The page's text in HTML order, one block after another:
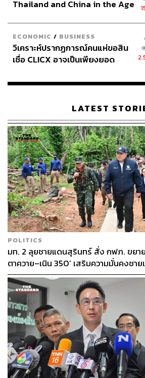
Thailand and China in the Age
ECONOMIC / BUSINESS
วิเคราะห์ปรากฏการณ์คนแห่ขอสิน
เชื่อ CLICX อาจเป็นเพียงยอด
เรือนไทยที่ถูกซุกไว้
LATEST
POLITICS
มท. 2 ลุยชายแดนสุรินทร์ สั่ง กฟภ. ขยา
ตาควาย–เนิน 350’ เสริมความมั่นคงชา